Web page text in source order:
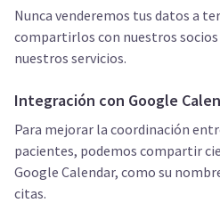
Nunca venderemos tus datos a
compartirlos con nuestros socios
nuestros servicios.
Integración con Google
Para mejorar la coordinación
pacientes, podemos compartir
Google Calendar, como su
citas.